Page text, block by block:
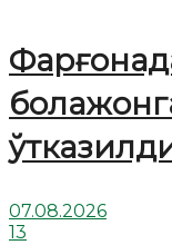
07.08.2026
13